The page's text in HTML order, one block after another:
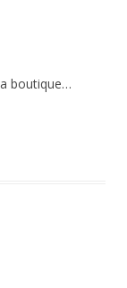
boutique…